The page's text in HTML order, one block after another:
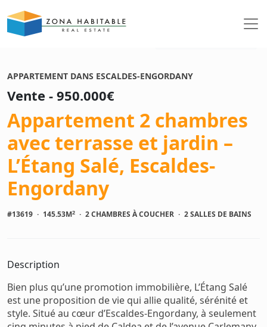
APPARTEMENT DANS ESCALDES-ENGORDANY
Vente - 950.000€
Appartement 2 chambres
avec terrasse et jardin –
L’Étang Salé, Escaldes-
Engordany
#13619 · 145.53M2 · 2 CHAMBRES À COUCHER · 2 SALLES DE BAINS
Description
Bien plus qu’une promotion immobilière, L’Étang Salé
est une proposition de vie qui allie qualité, sérénité et
style. Situé au cœur d’Escaldes-Engordany, à seulement